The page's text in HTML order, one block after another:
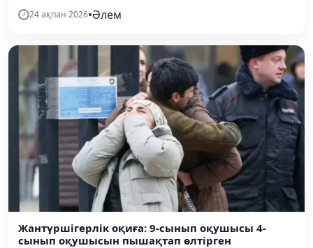
24 ақпан 2026•Әлем
Жантүршігерлік оқиға: 9-сынып оқушысы 4-
сынып оқушысын пышақтап өлтірген